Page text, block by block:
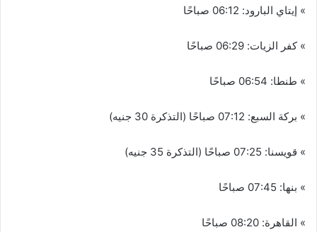
» إيتاي البارود: 06:12 صباحًا
» كفر الزيات: 06:29 صباحًا
» طنطا: 06:54 صباحًا
» بركة السبع: 07:12 صباحًا (التذكرة 30 جنيه)
» قويسنا: 07:25 صباحًا (التذكرة 35 جنيه)
» بنها: 07:45 صباحًا
» القاهرة: 08:20 صباحًا